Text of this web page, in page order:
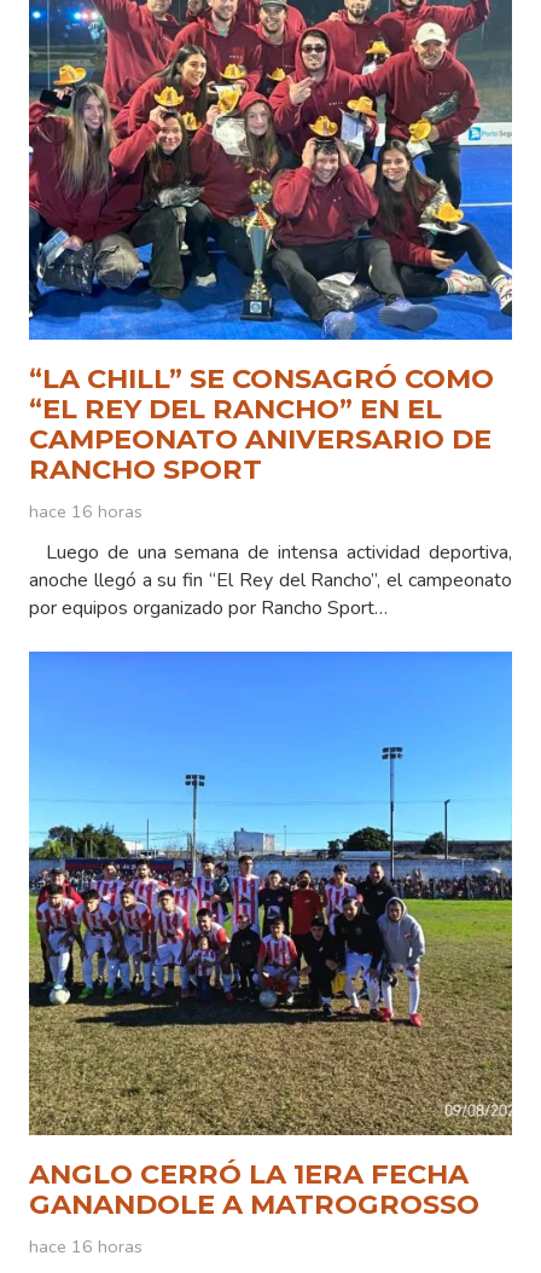
“LA CHILL” SE CONSAGRÓ COMO
“EL REY DEL RANCHO” EN EL
CAMPEONATO ANIVERSARIO DE
RANCHO SPORT
hace 16 horas
Luego de una semana de intensa actividad deportiva,
anoche llegó a su fin “El Rey del Rancho”, el campeonato
por equipos organizado por Rancho Sport…
ANGLO CERRÓ LA 1ERA FECHA
GANANDOLE A MATROGROSSO
hace 16 horas